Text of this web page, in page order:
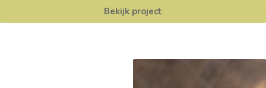
Bekijk project
Testproject